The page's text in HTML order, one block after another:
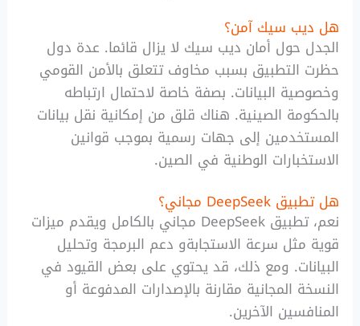
هل ديب سيك آمن؟
الجدل حول أمان ديب سيك لا يزال قائما. عدة دول
حظرت التطبيق بسبب مخاوف تتعلق بالأمن القومي
وخصوصية البيانات. بصفة خاصة لاحتمال ارتباطه
بالحكومة الصينية. هناك قلق من إمكانية نقل بيانات
المستخدمين إلى جهات رسمية بموجب قوانين
الاستخبارات الوطنية في الصين.
هل تطبيق DeepSeek مجاني؟
نعم، تطبيق DeepSeek مجاني بالكامل ويقدم ميزات
قوية مثل سرعة الاستجابةو دعم البرمجة وتحليل
البيانات. ومع ذلك، قد يحتوي على بعض القيود في
النسخة المجانية مقارنة بالإصدارات المدفوعة أو
المنافسين الآخرين.